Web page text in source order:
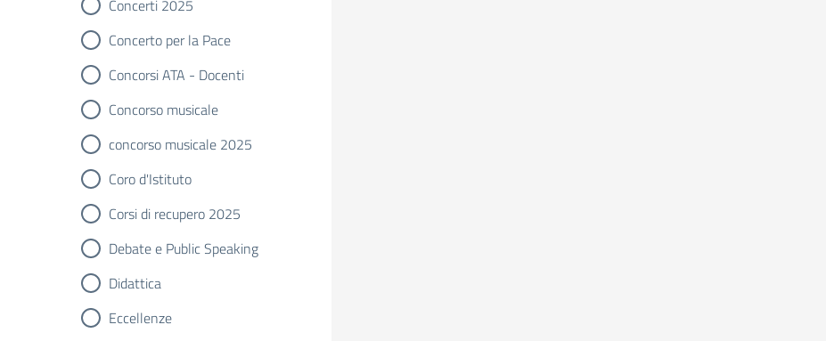
Concerti 2025
Concerto per la Pace
Concorsi ATA - Docenti
Concorso musicale
concorso musicale 2025
Coro d'Istituto
Corsi di recupero 2025
Debate e Public Speaking
Didattica
Eccellenze